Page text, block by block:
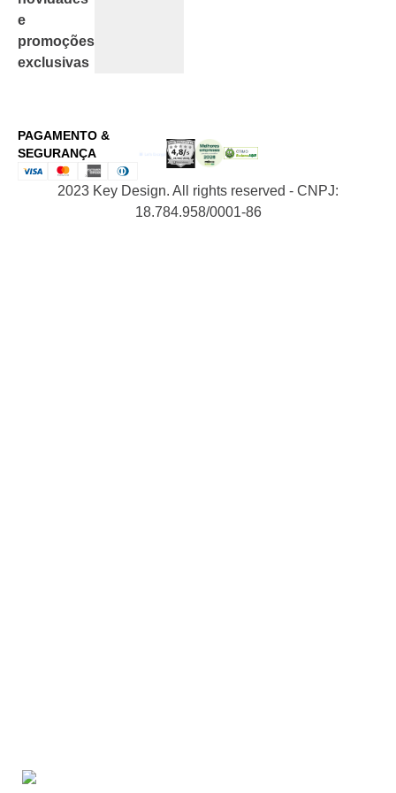
e
promoções
exclusivas
PAGAMENTO &
SEGURANÇA
2023 Key Design. All rights reserved - CNPJ:
18.784.958/0001-86